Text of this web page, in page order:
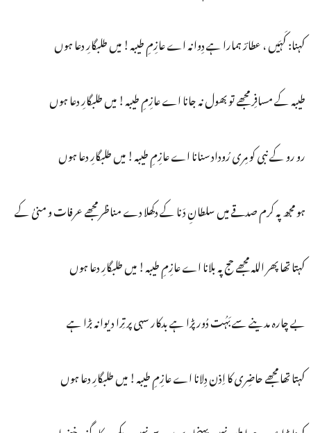
کہنا: کَہَیں ، عطارؔ ہمارا ہے دِوانہ اے عازِمِ طیبہ! میں طلبگارِ دعا ہوں
طیبہ کے مسافِر مجھے تو بھول نہ جانا اے عازِمِ طیبہ! میں طلبگارِ دعا ہوں
رو رو کے نبی کو مِری رُوداد سنانا اے عازِمِ طیبہ! میں طلبگارِ دعا ہوں
ہو مجھ پہ کرم صدقے میں سلطانِ دَنا کے دکھلا دے مناظر مجھے عرفات و منیٰ کے
کہتا تھا پھر اللہ مجھے حج پہ بلانا اے عازِمِ طیبہ! میں طلبگارِ دعا ہوں
بے چارہ مدینے سے بَہُت دُور پڑا ہے بدکار سہی پر تِرا دیوانہ بڑا ہے
کہتا تھا مجھے حاضِری کا اِذن دِلانا اے عازِمِ طیبہ! میں طلبگارِ دعا ہوں